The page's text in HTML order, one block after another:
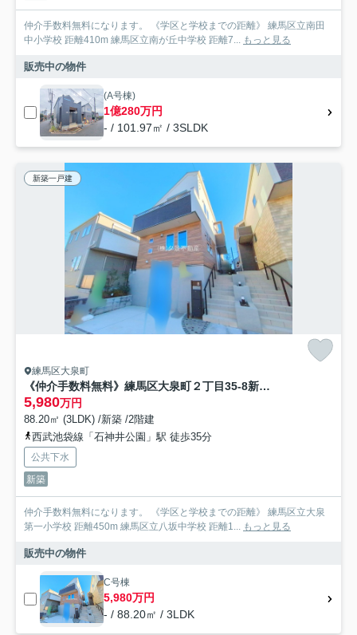
仲介手数料無料になります。 《学区と学校までの距離》 練馬区立南田
中小学校 距離410m 練馬区立南が丘中学校 距離7... もっと見る
販売中の物件
(A号棟)
1億280万円
- / 101.97㎡ / 3SLDK
新築一戸建
練馬区大泉町
《仲介手数料無料》練馬区大泉町２丁目35-8新築一戸建て
5,980万円
88.20㎡ (3LDK) /新築 /2階建
西武池袋線「石神井公園」駅 徒歩35分
公共下水
新築
仲介手数料無料になります。 《学区と学校までの距離》 練馬区立大泉
第一小学校 距離450m 練馬区立八坂中学校 距離1... もっと見る
販売中の物件
C号棟
5,980万円
- / 88.20㎡ / 3LDK